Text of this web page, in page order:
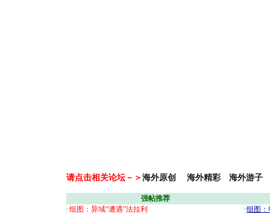
请点击相关论坛－＞ 海外原创 海外精彩 海外游子
强帖推荐
·组图：异域“遭遇”法拉利 ·组图：